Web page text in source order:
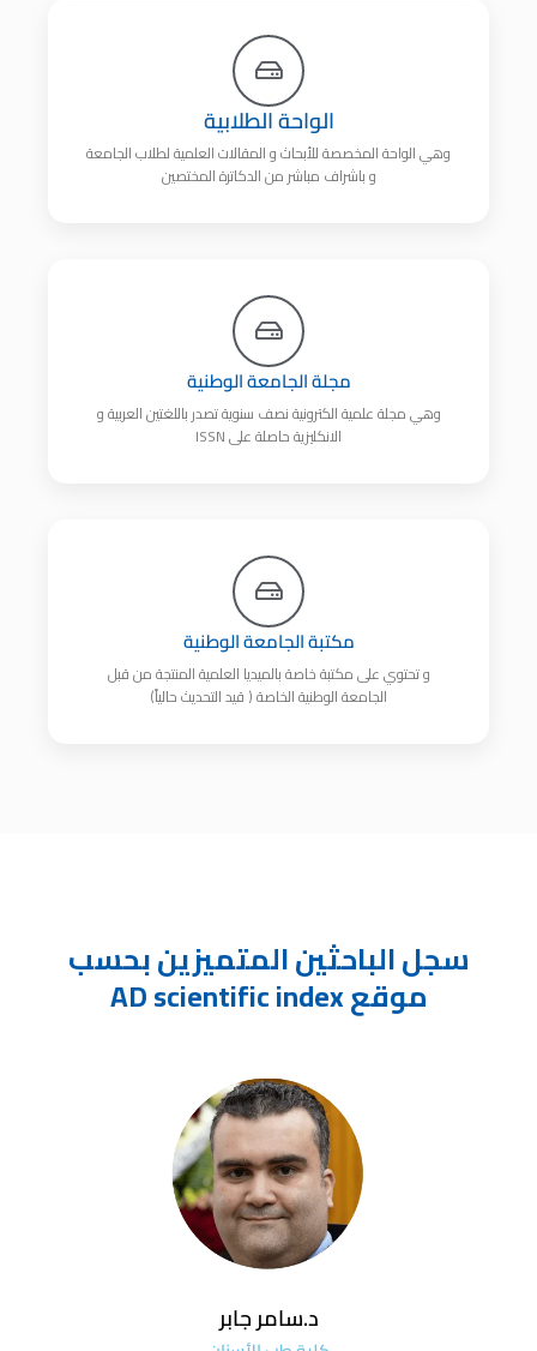
الواحة الطلابية
وهي الواحة المخصصة للأبحاث و المقالات العلمية لطلاب الجامعة
و باشراف مباشر من الدكاترة المختصين
مجلة الجامعة الوطنية
وهي مجلة علمية الكترونية نصف سنوية تصدر باللغتين العربية و
الانكليزية حاصلة على ISSN
مكتبة الجامعة الوطنية
و تحتوي على مكتبة خاصة بالميديا العلمية المنتجة من قبل
الجامعة الوطنية الخاصة ( قيد التحديث حالياً)
سجل الباحثين المتميزين بحسب
موقع AD scientific index
د.سامر جابر